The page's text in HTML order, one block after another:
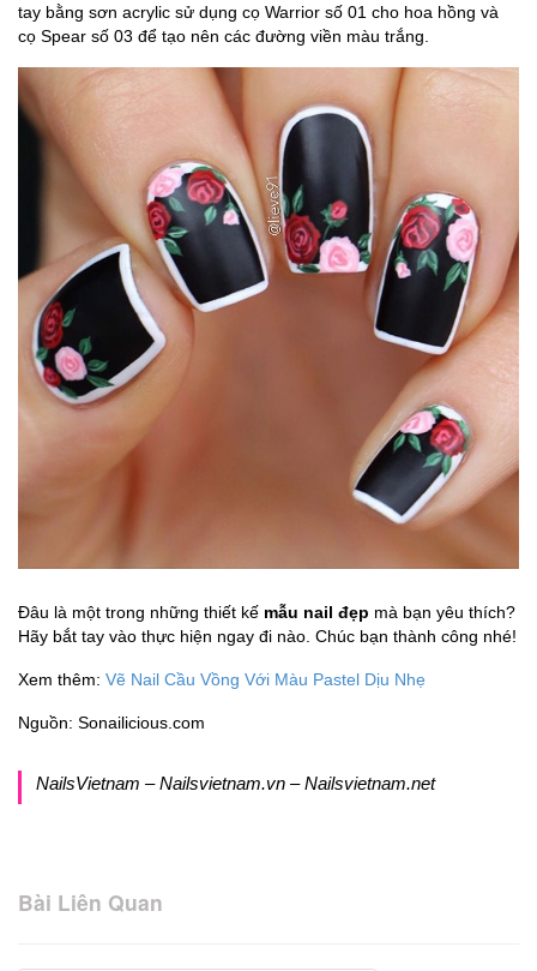
tay bằng sơn acrylic sử dụng cọ Warrior số 01 cho hoa hồng và
cọ Spear số 03 để tạo nên các đường viền màu trắng.
Đâu là một trong những thiết kế mẫu nail đẹp mà bạn yêu thích?
Hãy bắt tay vào thực hiện ngay đi nào. Chúc bạn thành công nhé!
Xem thêm: Vẽ Nail Cầu Vồng Với Màu Pastel Dịu Nhẹ
Nguồn: Sonailicious.com
NailsVietnam – Nailsvietnam.vn – Nailsvietnam.net
Bài Liên Quan